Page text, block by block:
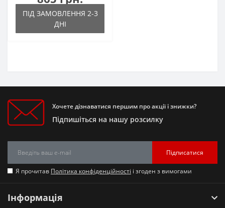
ПІД ЗАМОВЛЕННЯ 2-3
ДНІ
Хочете дізнаватися першим про акції і знижки?
Підпишіться на нашу розсилку
Підписатися
Я прочитав Політика конфіденційності і згоден з вимогами
Інформація